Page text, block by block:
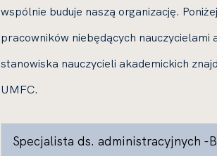
wspólnie buduje naszą organizację.
pracowników niebędących nauczycielami
stanowiska nauczycieli akademickich
UMFC.
Specjalista ds. administracyjnych -